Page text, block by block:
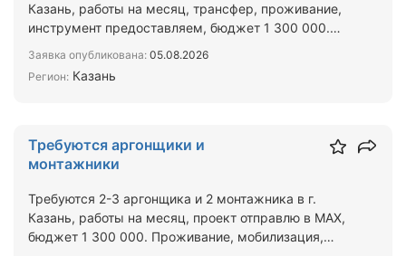
Казань, работы на месяц, трансфер, проживание,
инструмент предоставляем, бюджет 1 300 000.
Заявка опубликована: 05.08.2026
Регион: Казань
Требуются аргонщики и
монтажники
Требуются 2-3 аргонщика и 2 монтажника в г.
Казань, работы на месяц, проект отправлю в МАХ,
бюджет 1 300 000. Проживание, мобилизация,